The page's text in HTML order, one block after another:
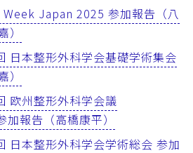
Japan 2025 参加報告（八
本整形外科学会基礎学術集会
州整形外科学会議
報告（高橋康平）
本整形外科学会学術総会 参加